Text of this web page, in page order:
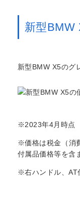
新型BMW
新型BMW X5のグ
※2023年4月時点
※価格は税金（消
付属品価格等を含
※右ハンドル、AT